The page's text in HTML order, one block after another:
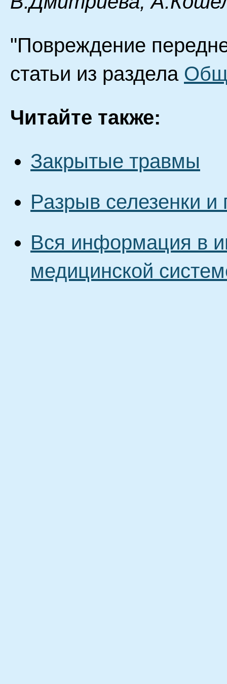
"Повреждение
статьи из раздела
Читайте также:
Закрытые травмы
Разрыв селезенки и
Вся информация в
медицинской